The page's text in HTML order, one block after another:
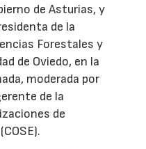
de Asturias, y
de la
Forestales y
de Oviedo, en la
moderada por
de la
de